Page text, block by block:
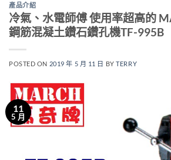
產品介紹
冷氣、水電師傅 使用率超高的
鋼筋混凝土鑽石鑽孔機TF-995B
POSTED ON 2019 年 5 月 11 日 BYTERRY
11
5 月